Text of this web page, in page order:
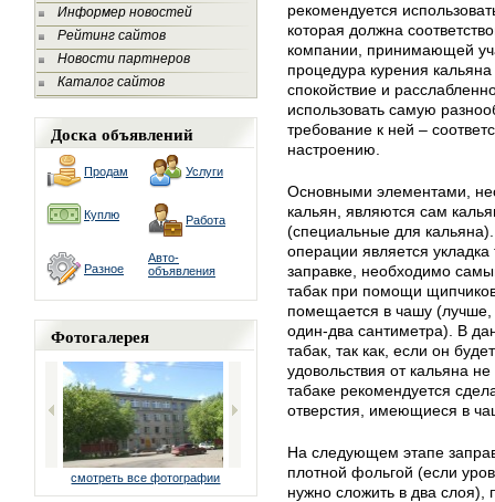
Информер новостей
Рейтинг сайтов
Новости партнеров
Каталог сайтов
Доска объявлений
Продам Услуги
Куплю Работа
Разное
Авто-
объявления
Фотогалерея
смотреть все фотографии
рекомендуется
которая должна
компании, принимающей
процедура курения
спокойствие и
использовать самую
требование к ней –
настроению.
Основными элементами,
кальян, являются сам
(специальные для
операции является
заправке, необходимо
табак при помощи
помещается в чашу (лучше,
один-два сантиметра). В
табак, так как, если он
удовольствия от кальяна
табаке рекомендуется
отверстия, имеющиеся в
На следующем этапе
плотной фольгой (если
нужно сложить в два